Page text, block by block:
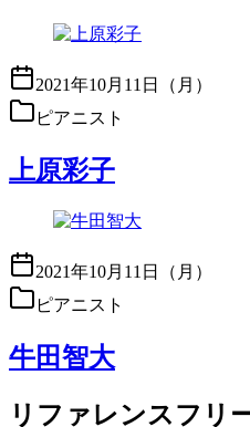
2021年10月11日（月）
ピアニスト
上原彩子
2021年10月11日（月）
ピアニスト
牛田智大
リファレンスフリ